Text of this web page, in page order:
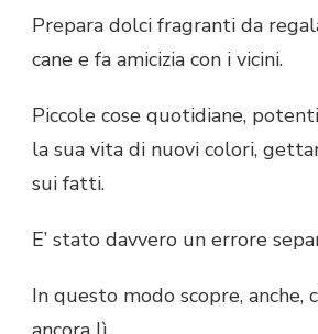
Prepara dolci fragranti da
cane e fa amicizia con i vicini.
Piccole cose quotidiane,
la sua vita di nuovi colori,
sui fatti.
E’ stato davvero un errore
In questo modo scopre, anche,